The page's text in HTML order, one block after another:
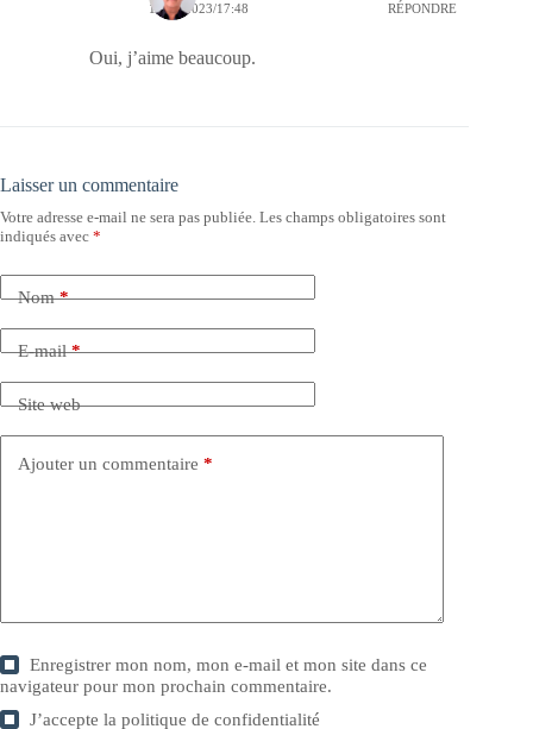
14/04/2023/17:48 RÉPONDRE
Oui, j’aime beaucoup.
Laisser un commentaire
Votre adresse e-mail ne sera pas publiée. Les champs obligatoires sont
indiqués avec *
Nom*
E-mail*
Site web
Ajouter un commentaire *
Enregistrer mon nom, mon e-mail et mon site dans ce
navigateur pour mon prochain commentaire.
J’accepte lapolitique de confidentialité